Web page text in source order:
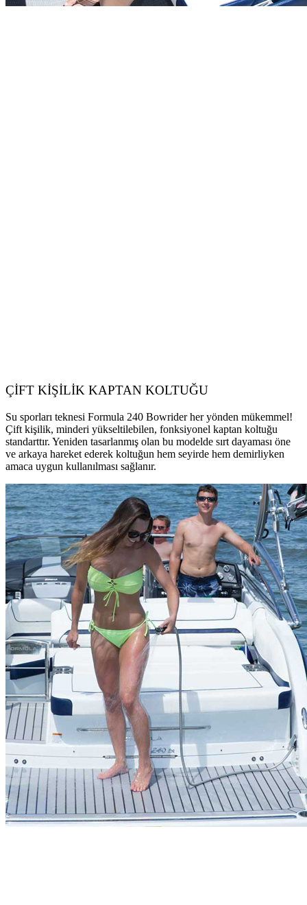
ÇİFT KİŞİLİK KAPTAN KOLTUĞU
Su sporları teknesi Formula 240 Bowrider her yönden mükemmel!
Çift kişilik, minderi yükseltilebilen, fonksiyonel kaptan koltuğu
standarttır. Yeniden tasarlanmış olan bu modelde sırt dayaması öne
ve arkaya hareket ederek koltuğun hem seyirde hem demirliyken
amaca uygun kullanılması sağlanır.